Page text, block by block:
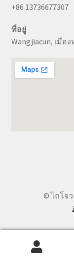
+86 13736677307
ที่อยู่
Wangjiacun, เมือ
© ไถโจว